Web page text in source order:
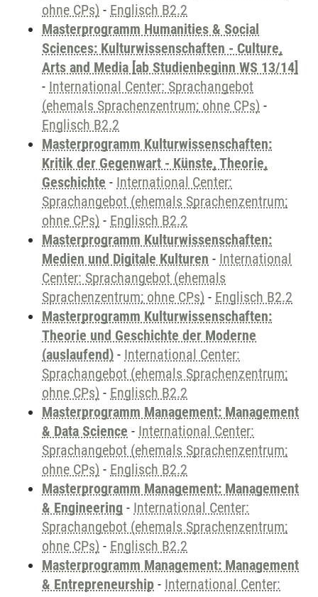
ohne CPs) - Englisch B2.2
Masterprogramm Humanities & Social
Sciences: Kulturwissenschaften - Culture,
Arts and Media [ab Studienbeginn WS 13/14]
- International Center: Sprachangebot
(ehemals Sprachenzentrum; ohne CPs) -
Englisch B2.2
Masterprogramm Kulturwissenschaften:
Kritik der Gegenwart - Künste, Theorie,
Geschichte - International Center:
Sprachangebot (ehemals Sprachenzentrum;
ohne CPs) - Englisch B2.2
Masterprogramm Kulturwissenschaften:
Medien und Digitale Kulturen - International
Center: Sprachangebot (ehemals
Sprachenzentrum; ohne CPs) - Englisch B2.2
Masterprogramm Kulturwissenschaften:
Theorie und Geschichte der Moderne
(auslaufend) - International Center:
Sprachangebot (ehemals Sprachenzentrum;
ohne CPs) - Englisch B2.2
Masterprogramm Management: Management
& Data Science - International Center:
Sprachangebot (ehemals Sprachenzentrum;
ohne CPs) - Englisch B2.2
Masterprogramm Management: Management
& Engineering - International Center:
Sprachangebot (ehemals Sprachenzentrum;
ohne CPs) - Englisch B2.2
Masterprogramm Management: Management
& Entrepreneurship - International Center: